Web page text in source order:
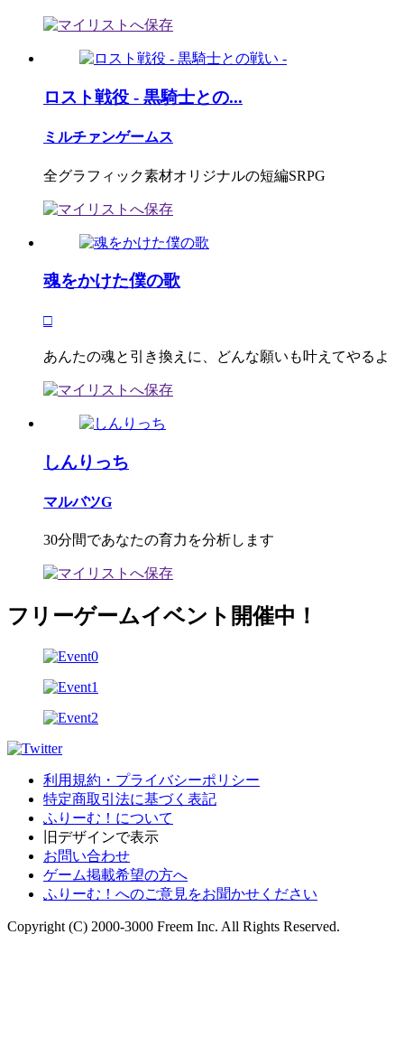
ロスト戦役 - 黒騎士との...
ミルチァンゲームス
全グラフィック素材オリジナルの短編SRPG
魂をかけた僕の歌
□
あんたの魂と引き換えに、どんな願いも叶えてやるよ
しんりっち
マルバツG
30分間であなたの育力を分析します
フリーゲームイベント開催中！
利用規約・プライバシーポリシー
特定商取引法に基づく表記
ふりーむ！について
旧デザインで表示
お問い合わせ
ゲーム掲載希望の方へ
ふりーむ！へのご意見をお聞かせください
Copyright (C) 2000-3000 Freem Inc. All Rights Reserved.